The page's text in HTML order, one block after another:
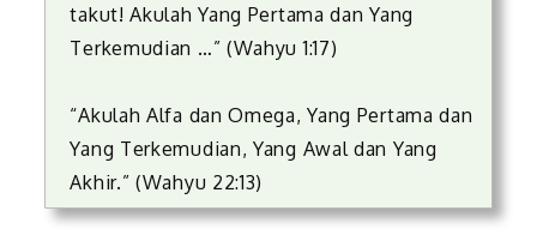
takut! Akulah Yang Pertama dan Yang
Terkemudian …” (Wahyu 1:17)
“Akulah Alfa dan Omega, Yang Pertama dan
Yang Terkemudian, Yang Awal dan Yang
Akhir.” (Wahyu 22:13)